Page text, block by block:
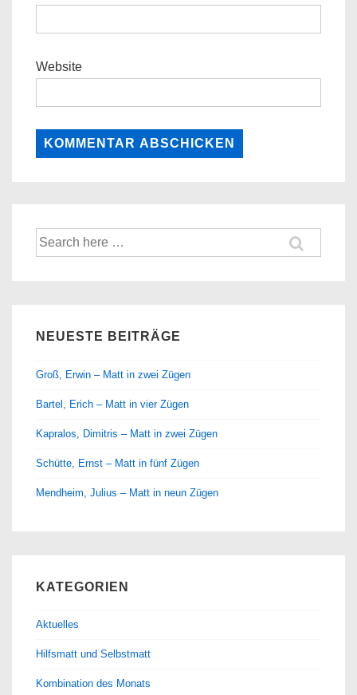
Website
Suche
nach:
NEUESTE BEITRÄGE
Groß, Erwin – Matt in zwei Zügen
Bartel, Erich – Matt in vier Zügen
Kapralos, Dimitris – Matt in zwei Zügen
Schütte, Ernst – Matt in fünf Zügen
Mendheim, Julius – Matt in neun Zügen
KATEGORIEN
Aktuelles
Hilfsmatt und Selbstmatt
Kombination des Monats